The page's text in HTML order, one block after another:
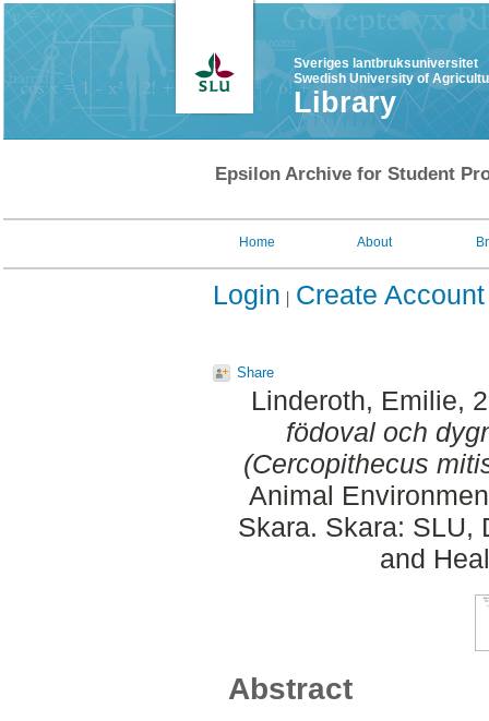
Sveriges lantbruksuniversitet
Swedish University of
Library
Epsilon Archive for Student
Home About
Login Create Account
Share
Linderoth, Emilie,
födoval och
(Cercopithecus
Animal
Skara. Skara: SLU,
and
Abstract